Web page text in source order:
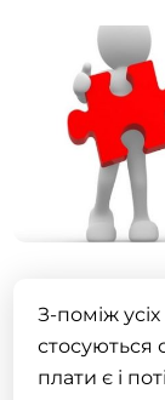
З-поміж
стосуються
плати є і